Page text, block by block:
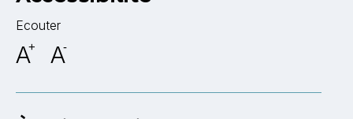
Ecouter
A+ A-